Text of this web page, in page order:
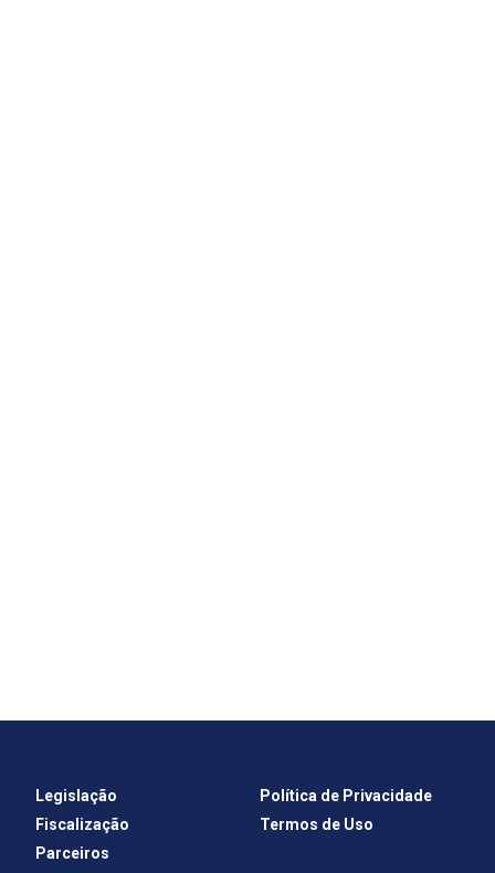
Legislação
Fiscalização
Parceiros
Política de Privacidade
Termos de Uso